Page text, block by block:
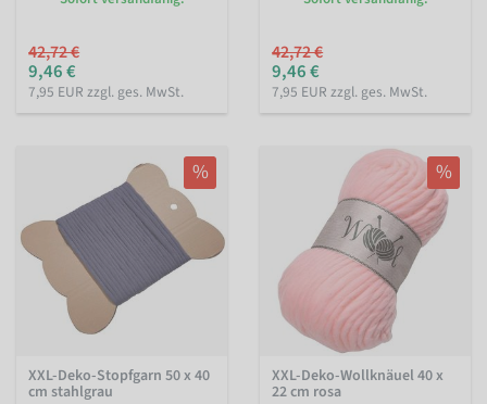
42,72 €
9,46 €
7,95 EUR zzgl. ges. MwSt.
42,72 €
9,46 €
7,95 EUR zzgl. ges. MwSt.
%
XXL-Deko-Stopfgarn 50 x 40
cm stahlgrau
%
XXL-Deko-Wollknäuel 40 x
22 cm rosa